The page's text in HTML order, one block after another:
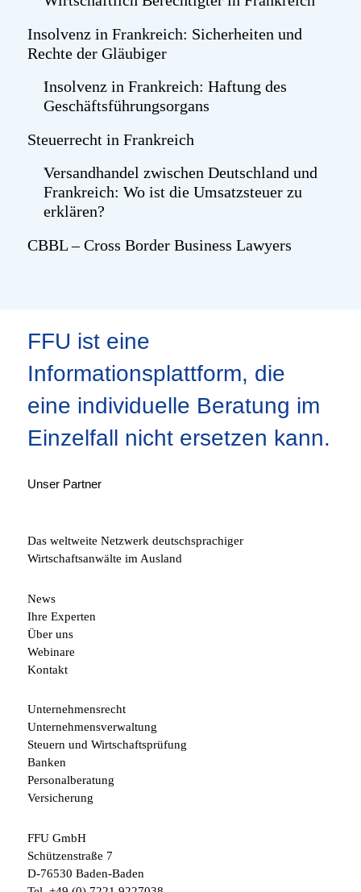
Insolvenz in Frankreich: Sicherheiten und
Rechte der Gläubiger
Insolvenz in Frankreich: Haftung des
Geschäftsführungsorgans
Steuerrecht in Frankreich
Versandhandel zwischen Deutschland und
Frankreich: Wo ist die Umsatzsteuer zu
erklären?
CBBL – Cross Border Business Lawyers
FFU ist eine
Informationsplattform, die
eine individuelle Beratung im
Einzelfall nicht ersetzen kann.
Unser Partner
Das weltweite Netzwerk deutschsprachiger
Wirtschaftsanwälte im Ausland
News
Ihre Experten
Über uns
Webinare
Kontakt
Unternehmensrecht
Unternehmensverwaltung
Steuern und Wirtschaftsprüfung
Banken
Personalberatung
Versicherung
FFU GmbH
Schützenstraße 7
D-76530 Baden-Baden